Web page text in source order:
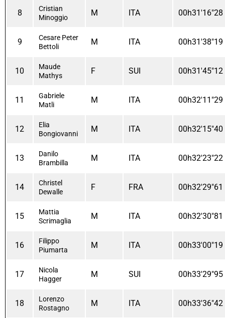
8
Cristian
Minoggio
M ITA 00h31'16"28
9
Cesare Peter
Bettoli
M ITA 00h31'38"19
10
Maude
Mathys
F SUI 00h31'45"12
11
Gabriele
Matli
M ITA 00h32'11"29
12
Elia
Bongiovanni
M ITA 00h32'15"40
13
Danilo
Brambilla
M ITA 00h32'23"22
14
Christel
Dewalle
F FRA 00h32'29"61
15
Mattia
Scrimaglia
M ITA 00h32'30"81
16
Filippo
Piumarta
M ITA 00h33'00"19
17
Nicola
Hagger
M SUI 00h33'29"95
18
Lorenzo
Rostagno
M ITA 00h33'36"42